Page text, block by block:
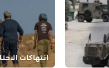
انتهاكات